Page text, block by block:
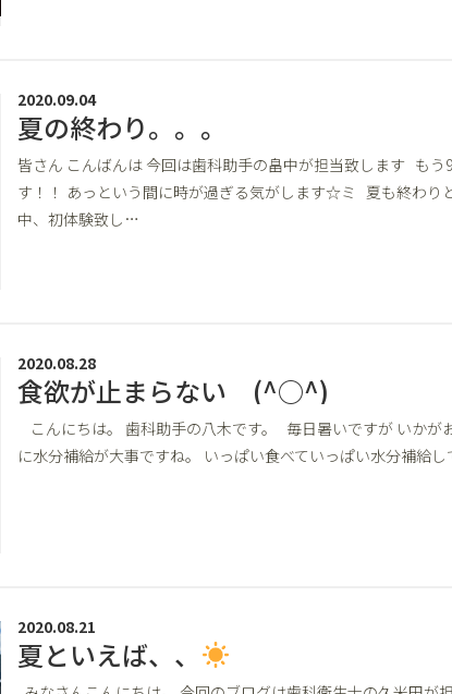
2020.09.04
夏の終わり。。。
皆さん こんばんは 今回は歯科助手の畠中が担当致します もう
す！！ あっという間に時が過ぎる気がします☆ミ 夏も終わり
中、初体験致し…
2020.08.28
食欲が止まらない (^○^)
こんにちは。 歯科助手の八木です。 毎日暑いですが いか
に水分補給が大事ですね。 いっぱい食べていっぱい水分補給
2020.08.21
夏といえば、、